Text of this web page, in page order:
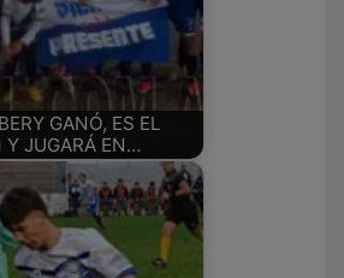
GANÓ, ES EL
Y JUGARÁ EN…